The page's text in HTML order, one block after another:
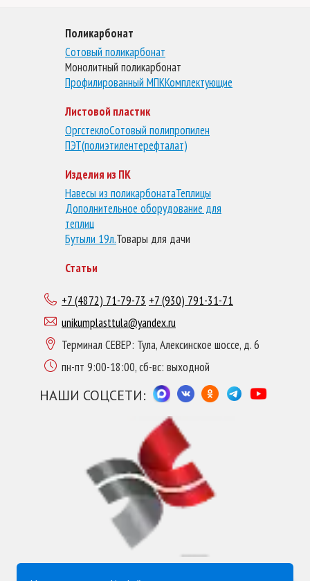
Поликарбонат
Сотовый поликарбонат
Монолитный поликарбонат
Профилированный МПККомплектующие
Листовой пластик
ОргстеклоСотовый полипропилен
ПЭТ(полиэтилентерефталат)
Изделия из ПК
Навесы из поликарбонатаТеплицы
Дополнительное оборудование для
теплиц
Бутыли 19л.Товары для дачи
Статьи
+7 (4872) 71-79-73 +7 (930) 791-31-71
unikumplasttula@yandex.ru
Терминал СЕВЕР: Тула, Алексинское шоссе, д. 6
пн-пт 9:00-18:00, сб-вс: выходной
НАШИ СОЦСЕТИ: